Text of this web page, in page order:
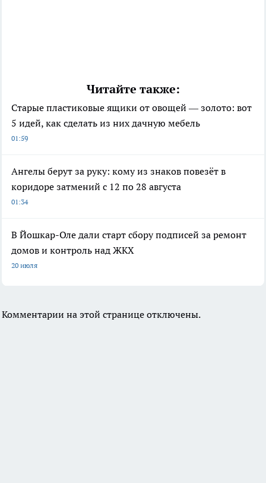
Читайте также:
Старые пластиковые ящики от овощей — золото: вот
5 идей, как сделать из них дачную мебель
01:59
Ангелы берут за руку: кому из знаков повезёт в
коридоре затмений с 12 по 28 августа
01:34
В Йошкар-Оле дали старт сбору подписей за ремонт
домов и контроль над ЖКХ
20 июля
Комментарии на этой странице отключены.